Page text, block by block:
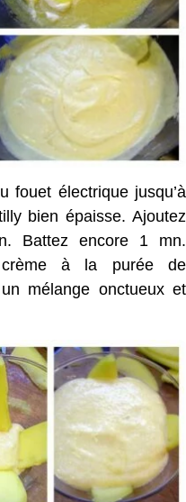
fouet électrique jusqu’à
bien épaisse. Ajoutez
Battez encore 1 mn.
crème à la purée de
mélange onctueux et